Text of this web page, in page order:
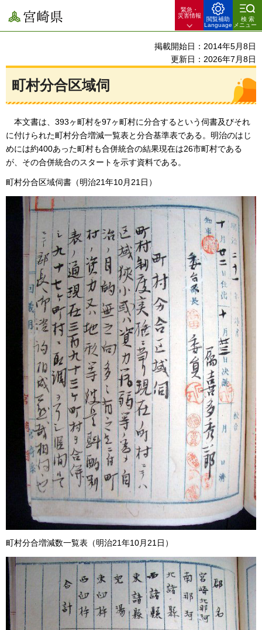
宮崎県
緊急・
災害情報
閲覧補助
Language
検索
メニュー
掲載開始日：2014年5月8日
更新日：2026年7月8日
町村分合区域伺
本文書は、393ヶ町村を97ヶ町村に分合するという伺書及びそれ
に付けられた町村分合増減一覧表と分合基準表である。明治のはじ
めには約400あった町村も合併統合の結果現在は26市町村である
が、その合併統合のスタートを示す資料である。
町村分合区域伺書（明治21年10月21日）
町村分合増減数一覧表（明治21年10月21日）